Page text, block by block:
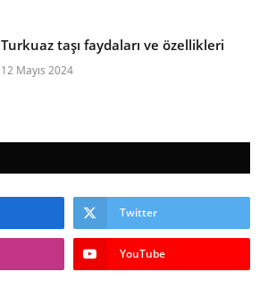
Turkuaz taşı faydaları ve özellikleri
12 Mayıs 2024
Twitter
YouTube